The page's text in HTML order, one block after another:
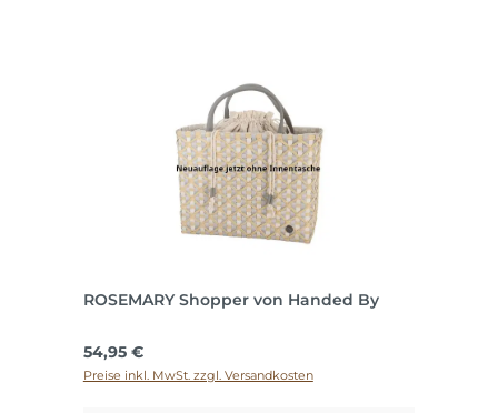
ROSEMARY Shopper von Handed By
Regulärer Preis:
54,95 €
Preise inkl. MwSt. zzgl. Versandkosten